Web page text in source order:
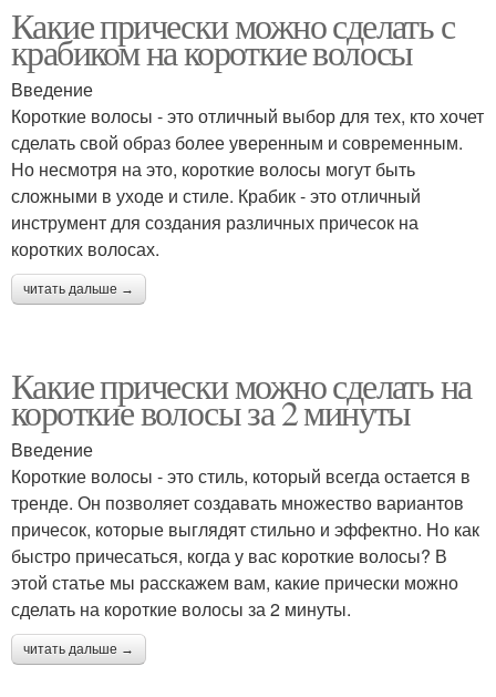
Какие прически можно сделать с
крабиком на короткие волосы
Введение
Короткие волосы - это отличный выбор для тех, кто хочет
сделать свой образ более уверенным и современным.
Но несмотря на это, короткие волосы могут быть
сложными в уходе и стиле. Крабик - это отличный
инструмент для создания различных причесок на
коротких волосах.
читать дальше →
Какие прически можно сделать на
короткие волосы за 2 минуты
Введение
Короткие волосы - это стиль, который всегда остается в
тренде. Он позволяет создавать множество вариантов
причесок, которые выглядят стильно и эффектно. Но как
быстро причесаться, когда у вас короткие волосы? В
этой статье мы расскажем вам, какие прически можно
сделать на короткие волосы за 2 минуты.
читать дальше →